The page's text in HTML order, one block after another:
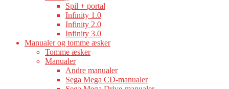
Spil + portal
Infinity 1.0
Infinity 2.0
Infinity 3.0
Manualer og tomme æsker
Tomme æsker
Manualer
Andre manualer
Sega Mega CD-manualer